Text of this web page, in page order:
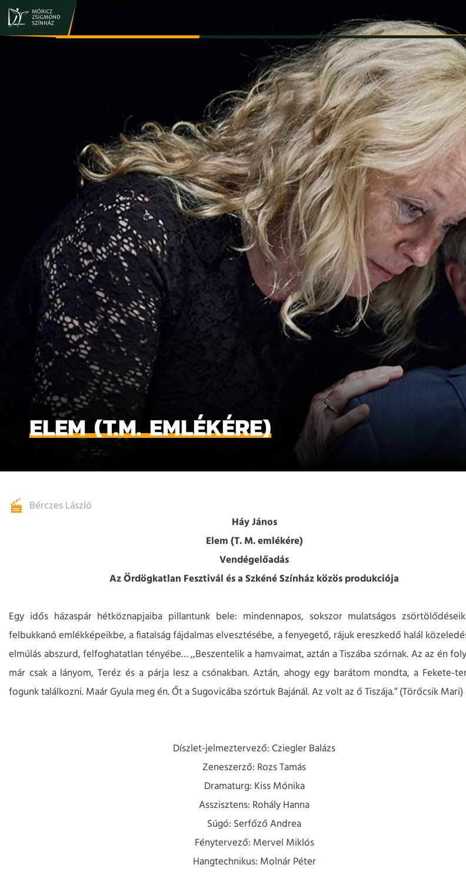
ELŐADÁSOK INFORMÁCIÓK SZÍNHÁZ TÁRSULAT
ELEM (T.M. EMLÉKÉRE)
Bérczes László
Háy János
Elem (T. M. emlékére)
Vendégelőadás
Az Ördögkatlan Fesztivál és a Szkéné Színház közös produkciója
Egy idős házaspár hétköznapjaiba pillantunk bele: mindennapos, sokszor mulatságos
felbukkanó emlékképeikbe, a fiatalság fájdalmas elvesztésébe, a fenyegető, rájuk ereszkedő halál
elmúlás abszurd, felfoghatatlan tényébe… ,,Beszentelik a hamvaimat, aztán a Tiszába szórnak. Az az én
már csak a lányom, Teréz és a párja lesz a csónakban. Aztán, ahogy egy barátom mondta, a Fekete-
fogunk találkozni. Maár Gyula meg én. Őt a Sugovicába szórtuk Bajánál. Az volt az ő Tiszája.” (Törőcsik Mari)
Díszlet-jelmeztervező: Cziegler Balázs
Zeneszerző: Rozs Tamás
Dramaturg: Kiss Mónika
Asszisztens: Rohály Hanna
Súgó: Serfőző Andrea
Fénytervező: Mervel Miklós
Hangtechnikus: Molnár Péter